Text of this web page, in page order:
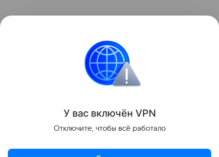
первый ЖК-телевизор с подсветкой RGB microLED
телевизоры
Поделиться
У вас включён VPN
Отключите, чтобы всё работало